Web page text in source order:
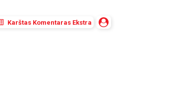
Karštas Komentaras Ekstra